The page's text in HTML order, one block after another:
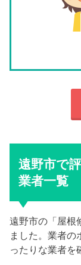
遠野市で
業者一覧
遠野市の「屋根
ました。業者の
ったりな業者を